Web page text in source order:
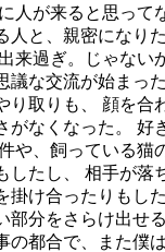
が来ると思って
人と、親密になり
来過ぎ。じゃない
議な交流が始まっ
り取りも、 顔を合
がなくなった。 好
や、飼っている猫
したし、 相手が落
掛け合ったりもし
部分をさらけ出せ
の都合で、また僕